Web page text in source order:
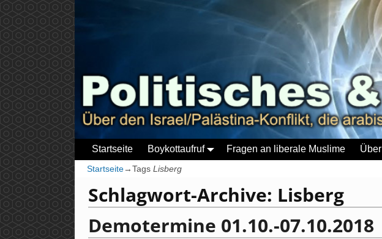
Startseite Boykottaufruf Fragen an liberale Muslime Über
Startseite→Tags Lisberg
Schlagwort-Archive: Lisberg
Demotermine 01.10.-07.10.2018